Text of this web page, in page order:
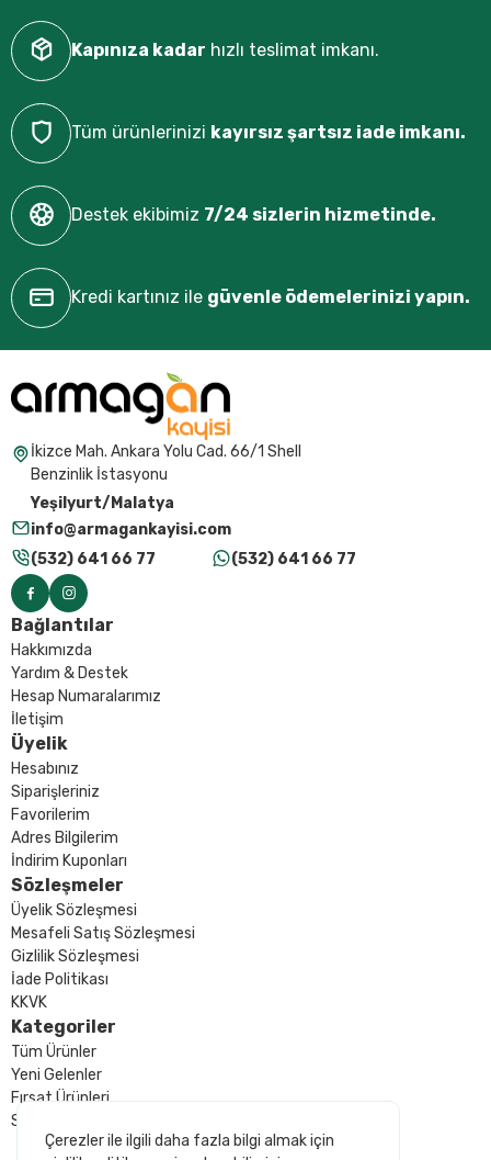
Kapınıza kadar hızlı teslimat imkanı.
Tüm ürünlerinizi kayırsız şartsız iade imkanı.
Destek ekibimiz 7/24 sizlerin hizmetinde.
Kredi kartınız ile güvenle ödemelerinizi yapın.
İkizce Mah. Ankara Yolu Cad. 66/1 Shell
Benzinlik İstasyonu
Yeşilyurt/Malatya
info@armagankayisi.com
(532) 641 66 77
(532) 641 66 77
Bağlantılar
Hakkımızda
Yardım & Destek
Hesap Numaralarımız
İletişim
Üyelik
Hesabınız
Siparişleriniz
Favorilerim
Adres Bilgilerim
İndirim Kuponları
Sözleşmeler
Üyelik Sözleşmesi
Mesafeli Satış Sözleşmesi
Gizlilik Sözleşmesi
İade Politikası
KKVK
Kategoriler
Tüm Ürünler
Yeni Gelenler
Fırsat Ürünleri
Sizin İçin Seçtiklerimiz
Çerezler ile ilgili daha fazla bilgi almak için